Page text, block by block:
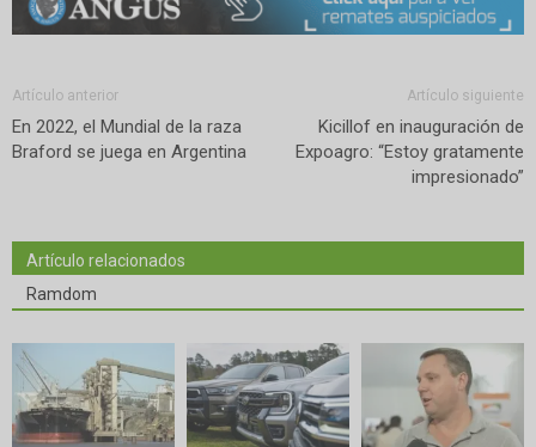
Artículo anterior
En 2022, el Mundial de la raza
Braford se juega en Argentina
Artículo siguiente
Kicillof en inauguración de
Expoagro: “Estoy gratamente
impresionado”
Artículo relacionados
Ramdom